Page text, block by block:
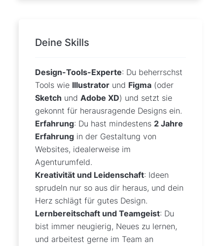
Deine Skills
Design-Tools-Experte: Du beherrschst
Tools wie Illustratorund Figma(oder
Sketch und Adobe XD) und setzt sie
gekonnt für herausragende Designs ein.
Erfahrung: Du hast mindestens 2 Jahre
Erfahrungin der Gestaltung von
Websites, idealerweise im
Agenturumfeld.
Kreativität und Leidenschaft: Ideen
sprudeln nur so aus dir heraus, und dein
Herz schlägt für gutes Design.
Lernbereitschaft und Teamgeist: Du
bist immer neugierig, Neues zu lernen,
und arbeitest gerne im Team an